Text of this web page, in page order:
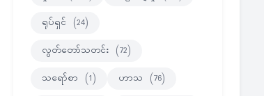
ရုပ်ရှင် (24)
လွတ်တော်သတင်း (72)
သရော်စာ (1) ဟာသ (76)